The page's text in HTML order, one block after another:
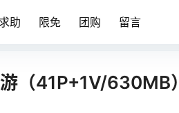
助 限免 团购 留言
（41P+1V/630MB）